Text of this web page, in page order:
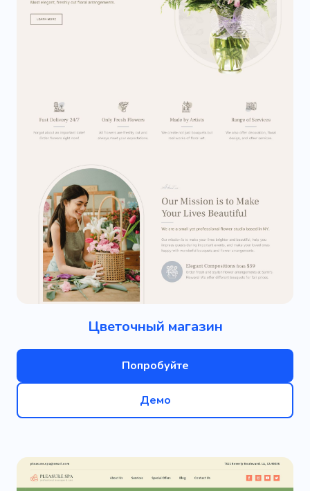
Цветочный магазин
Попробуйте
Демо